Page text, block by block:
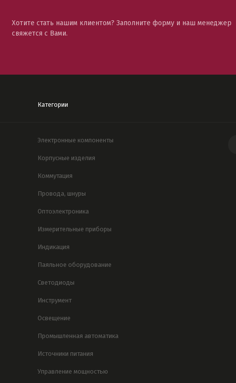
Хотите стать нашим клиентом? Заполните форму и наш менеджер
свяжется с Вами.
Категории
Электронные компоненты
Корпусные изделия
Коммутация
Провода, шнуры
Оптоэлектроника
Измерительные приборы
Индикация
Паяльное оборудование
Светодиоды
Инструмент
Освещение
Промышленная автоматика
Источники питания
Управление мощностью